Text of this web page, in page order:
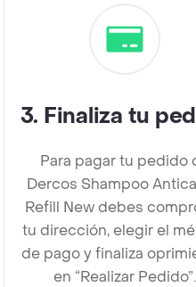
3. Finaliza tu
Para pagar tu pedido
Dercos Shampoo
Refill New debes
tu dirección, elegir el
de pago y finaliza
en “Realizar Pedido”.